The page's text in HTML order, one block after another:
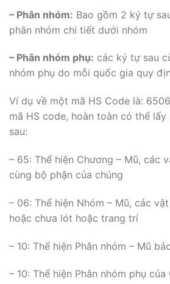
– Phân nhóm: Bao gồm 2 ký tự
phân nhóm chi tiết dưới nhóm
– Phân nhóm phụ: các ký tự sau
nhóm phụ do mỗi quốc gia quy
Ví dụ về một mã HS Code là:
mã HS code, hoàn toàn có thể
sau:
– 65: Thể hiện Chương – Mũ, các
cùng bộ phận của chúng
– 06: Thể hiện Nhóm – Mũ, các
hoặc chưa lót hoặc trang trí
– 10: Thể hiện Phân nhóm – Mũ
– 10: Thể hiện Phân nhóm phụ của